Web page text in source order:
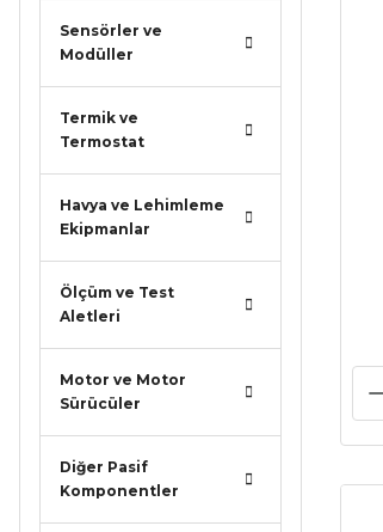
Sensörler ve
Modüller
Termik ve
Termostat
Havya ve Lehimleme
Ekipmanlar
Ölçüm ve Test
Aletleri
Motor ve Motor
Sürücüler
Diğer Pasif
Komponentler